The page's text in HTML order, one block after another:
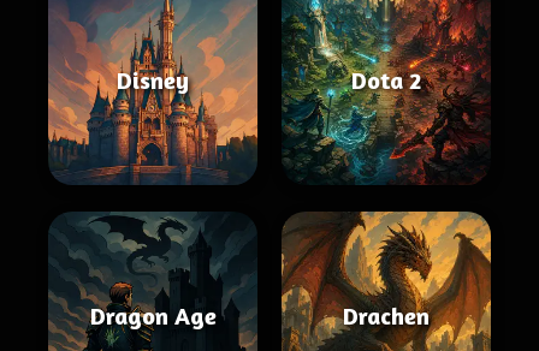
Disney Dota 2
Dragon Age Drachen